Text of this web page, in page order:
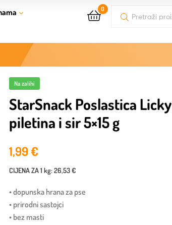
0
Na zalihi
StarSnack Poslastica Licky
piletina i sir 5×15 g
1,99€
CIJENA ZA1 kg:26,53 €
• dopunska hrana za pse
• prirodni sastojci
• bez masti